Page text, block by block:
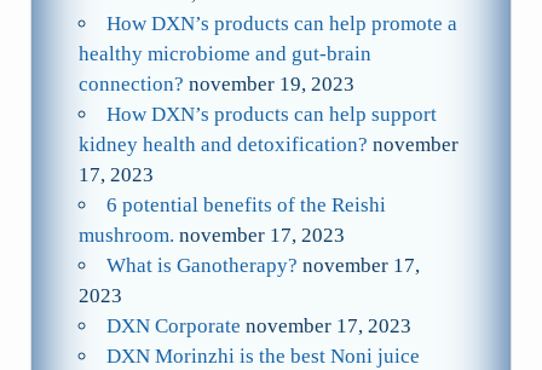
How DXN’s products can help promote a
healthy microbiome and gut-brain
connection? november 19, 2023
How DXN’s products can help support
kidney health and detoxification? november
17, 2023
6 potential benefits of the Reishi
mushroom. november 17, 2023
What is Ganotherapy? november 17,
2023
DXN Corporate november 17, 2023
DXN Morinzhi is the best Noni juice